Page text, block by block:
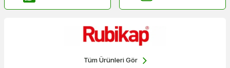
Tüm Ürünleri Gör